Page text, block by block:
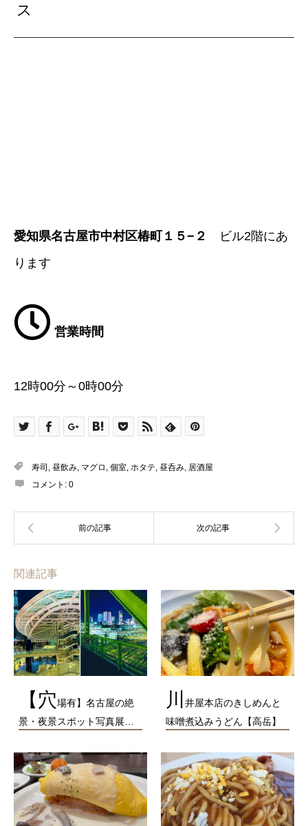
ス
愛知県名古屋市中村区椿町１５−２
ビル2階にあ
ります
営業時間
12時00分～0時00分
寿司 , 昼飲み, マグロ , 個室, ホタテ, 昼呑み, 居酒屋
コメント: 0
関連記事
【穴場有】名古屋の絶
景・夜景スポット写真展…
川
井屋本店のきしめんと
味噌煮込みうどん【高岳】